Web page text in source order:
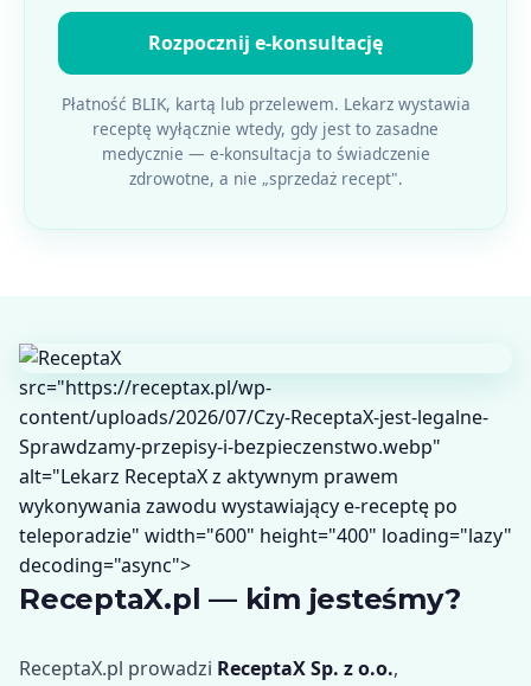
Rozpocznij e-konsultację
Płatność BLIK, kartą lub przelewem. Lekarz wystawia
receptę wyłącznie wtedy, gdy jest to zasadne
medycznie — e-konsultacja to świadczenie
zdrowotne, a nie „sprzedaż recept".
ReceptaX.pl — kim jesteśmy?
ReceptaX.pl prowadzi ReceptaX Sp. z o.o.,
src="https://receptax.pl/wp-
content/uploads/2026/07/Czy-ReceptaX-jest-legalne-
Sprawdzamy-przepisy-i-bezpieczenstwo.webp"
alt="Lekarz ReceptaX z aktywnym prawem
wykonywania zawodu wystawiający e-receptę po
teleporadzie" width="600" height="400" loading="lazy"
decoding="async">